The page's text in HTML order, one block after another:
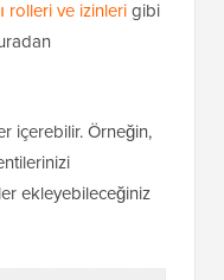
rolleri ve izinlerigibi
içerebilir. Örneğin,
ekleyebileceğiniz